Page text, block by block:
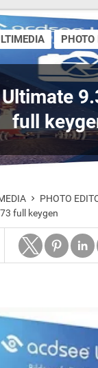
Ultimate
full
PHOTO
 PHOTO
full keygen